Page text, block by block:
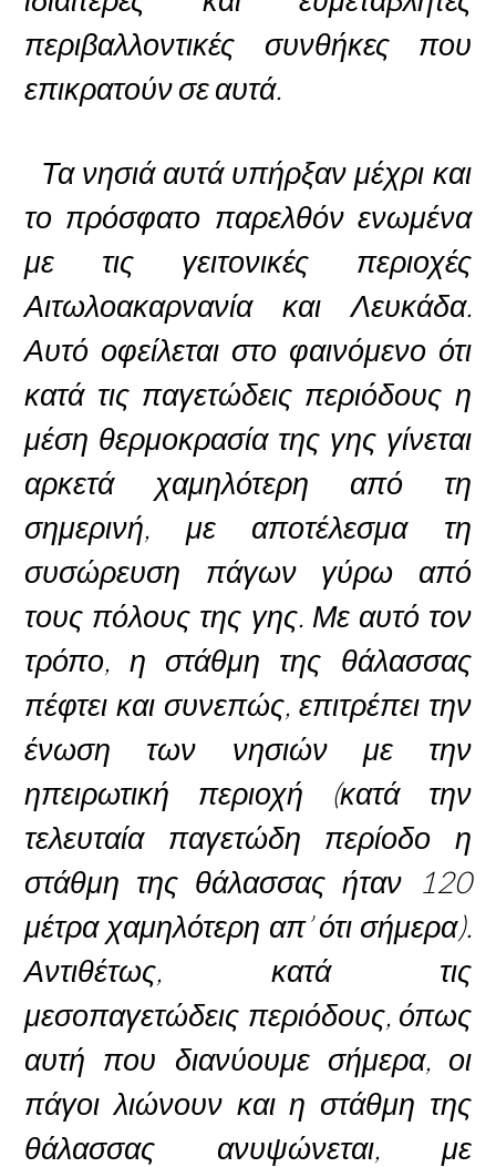
περιβαλλοντικές συνθήκες που
επικρατούν σε αυτά.
Τα νησιά αυτά υπήρξαν μέχρι και
το πρόσφατο παρελθόν ενωμένα
με τις γειτονικές περιοχές
Αιτωλοακαρνανία και Λευκάδα.
Αυτό οφείλεται στο φαινόμενο ότι
κατά τις παγετώδεις περιόδους η
μέση θερμοκρασία της γης γίνεται
αρκετά χαμηλότερη από τη
σημερινή, με αποτέλεσμα τη
συσώρευση πάγων γύρω από
τους πόλους της γης. Με αυτό τον
τρόπο, η στάθμη της θάλασσας
πέφτει και συνεπώς, επιτρέπει την
ένωση των νησιών με την
ηπειρωτική περιοχή (κατά την
τελευταία παγετώδη περίοδο η
στάθμη της θάλασσας ήταν 120
μέτρα χαμηλότερη απ’ ότι σήμερα).
Αντιθέτως, κατά τις
μεσοπαγετώδεις περιόδους, όπως
αυτή που διανύουμε σήμερα, οι
πάγοι λιώνουν και η στάθμη της
θάλασσας ανυψώνεται, με